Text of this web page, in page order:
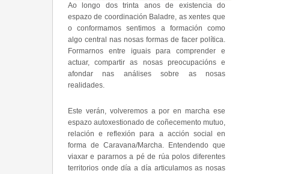
Ao longo dos trinta anos de existencia do
espazo de coordinación Baladre, as xentes que
o conformamos sentimos a formación como
algo central nas nosas formas de facer política.
Formarnos entre iguais para comprender e
actuar, compartir as nosas preocupacións e
afondar nas análises sobre as nosas
realidades.
Este verán, volveremos a por en marcha ese
espazo autoxestionado de coñecemento mutuo,
relación e reflexión para a acción social en
forma de Caravana/Marcha. Entendendo que
viaxar e pararnos a pé de rúa polos diferentes
territorios onde día a día articulamos as nosas